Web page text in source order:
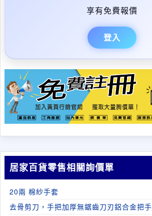
享有免費報價
登入
居家百貨零售相關詢價單
20兩 棉紗手套
去骨剪刀，手把加厚無鋸齒刀刃鋁合金把手